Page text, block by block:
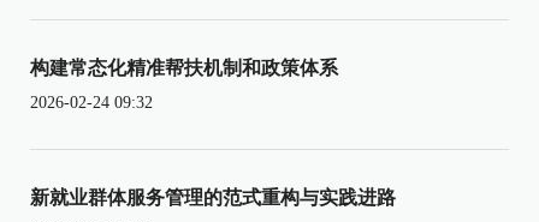
构建常态化精准帮扶机制和政策体系
2026-02-24 09:32
新就业群体服务管理的范式重构与实践进路